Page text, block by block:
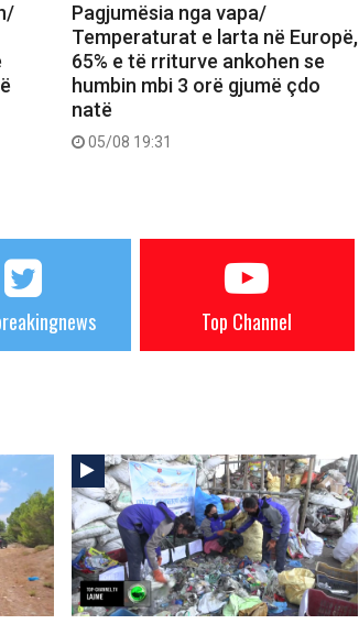
Pagjumësia nga vapa/
Temperaturat e larta në Europë,
65% e të rriturve ankohen se
humbin mbi 3 orë gjumë çdo
natë
05/08 19:31
Top Channel